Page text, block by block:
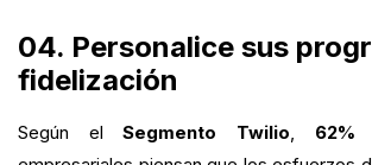
04. Personalice sus
fidelización
Según elSegmento Twilio 62%